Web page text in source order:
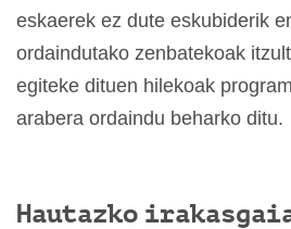
eskaerek ez dute eskubiderik
ordaindutako zenbatekoak
egiteke dituen hilekoak
arabera ordaindu beharko ditu.
Hautazko